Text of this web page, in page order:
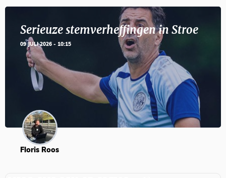
Serieuze stemverheffingen in Stroe
09 JULI 2026 - 10:15
Floris Roos